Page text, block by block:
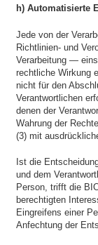
h) Automatisierte
Jede von der
Richtlinien- und
Verarbeitung —
rechtliche Wirkung
nicht für den
Verantwortlichen
denen der
Wahrung der
(3) mit
Ist die
und dem
Person, trifft die
berechtigten
Eingreifens einer
Anfechtung der